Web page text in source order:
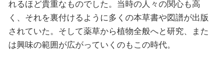
れるほど貴重なものでした。当時の人々の関心も高
く、それを裏付けるように多くの本草書や図譜が出版
されていた。そして薬草から植物全般へと研究、また
は興味の範囲が広がっていくのもこの時代。